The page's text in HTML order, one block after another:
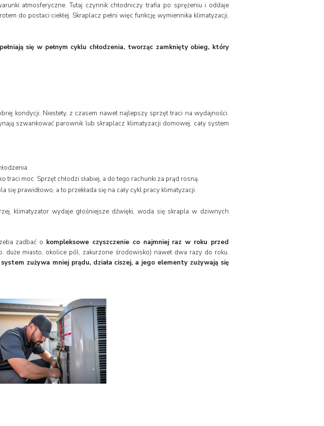
atmosferyczne. Tutaj czynnik chłodniczy trafia po sprężeniu i oddaje
do postaci ciekłej. Skraplacz pełni więc funkcję wymiennika klimatyzacji,
się w pełnym cyklu chłodzenia, tworząc zamknięty obieg, który
kondycji. Niestety, z czasem nawet najlepszy sprzęt traci na wydajności.
szwankować parownik lub skraplacz klimatyzacji domowej, cały system
traci moc. Sprzęt chłodzi słabiej, a do tego rachunki za prąd rosną.
się prawidłowo, a to przekłada się na cały cykl pracy klimatyzacji.
klimatyzator wydaje głośniejsze dźwięki, woda się skrapla w dziwnych
zadbać o kompleksowe czyszczenie co najmniej raz w roku przed
miasto, okolice pól, zakurzone środowisko) nawet dwa razy do roku.
zużywa mniej prądu, działa ciszej, a jego elementy zużywają się